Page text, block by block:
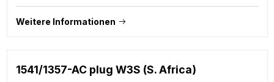
Weitere Informationen
1541/1357-AC plug W3S (S. Africa)